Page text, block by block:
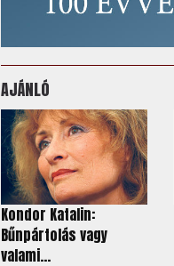
AJÁNLÓ
Kondor Katalin:
Bűnpártolás vagy
valami...